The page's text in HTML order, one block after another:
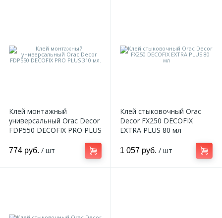
Клей монтажный
универсальный Orac Decor
FDP550 DECOFIX PRO PLUS
774 руб. / шт
Клей стыковочный Orac
Decor FX250 DECOFIX
EXTRA PLUS 80 мл
1 057 руб. / шт